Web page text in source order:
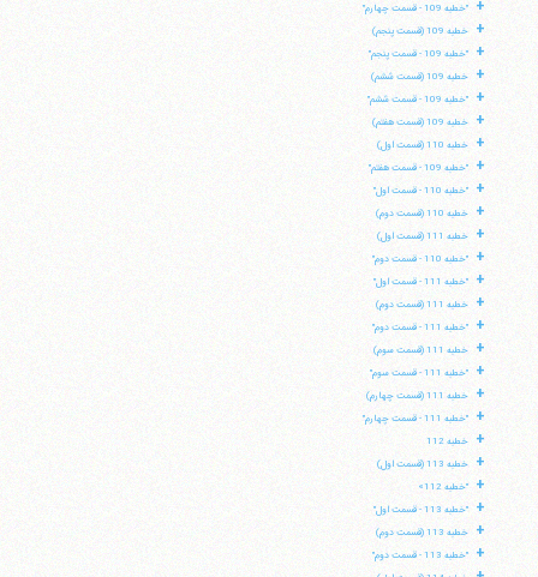
+ "خطبه 109 - قسمت چهارم"
+ خطبه 109 (قسمت پنجم)
+ "خطبه 109 - قسمت پنجم"
+ خطبه 109 (قسمت ششم)
+ "خطبه 109 - قسمت ششم"
+ خطبه 109 (قسمت هفتم)
+ خطبه 110 (قسمت اول)
+ "خطبه 109 - قسمت هفتم"
+ "خطبه 110 - قسمت اول"
+ خطبه 110 (قسمت دوم)
+ خطبه 111 (قسمت اول)
+ "خطبه 110 - قسمت دوم"
+ "خطبه 111 - قسمت اول"
+ خطبه 111 (قسمت دوم)
+ "خطبه 111 - قسمت دوم"
+ خطبه 111 (قسمت سوم)
+ "خطبه 111 - قسمت سوم"
+ خطبه 111 (قسمت چهارم)
+ "خطبه 111 - قسمت چهارم"
+ خطبه 112
+ خطبه 113 (قسمت اول)
+ "خطبه 112»
+ "خطبه 113 - قسمت اول"
+ خطبه 113 (قسمت دوم)
+ "خطبه 113 - قسمت دوم"